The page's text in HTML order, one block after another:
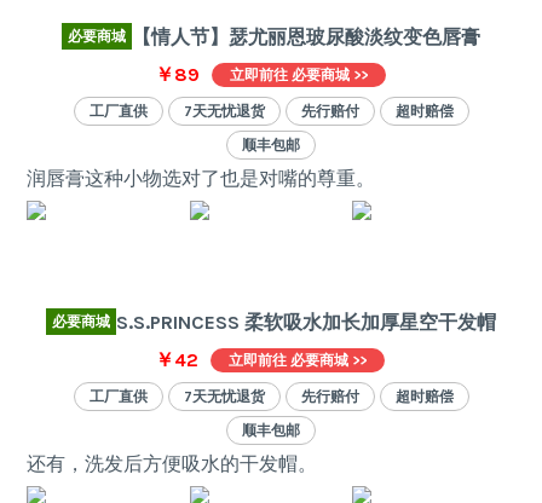
必要商城
【情人节】瑟尤丽恩玻尿酸淡纹变色唇膏
￥89
立即前往 必要商城 >>
工厂直供 7天无忧退货 先行赔付
超时赔偿
顺丰包邮
润唇膏这种小物选对了也是对嘴的尊重。
必要商城 S.S.PRINCESS 柔软吸水加长加厚星空干发帽
￥42
立即前往 必要商城 >>
工厂直供 7天无忧退货 先行赔付
超时赔偿
顺丰包邮
还有，洗发后方便吸水的干发帽。